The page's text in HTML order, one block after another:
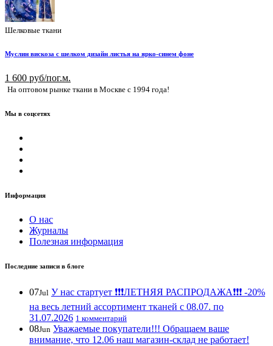
Шелковые ткани
Муслин вискоза с шелком дизайн листья на ярко-синем фоне
1 600 руб/пог.м.
На оптовом рынке ткани в Москве с 1994 года!
Мы в соцсетях
Информация
О нас
Журналы
Полезная информация
Последние записи в блоге
07Jul У нас стартует ❗️❗️❗️ЛЕТНЯЯ РАСПРОДАЖА❗️❗️❗️ -20%
на весь летний ассортимент тканей с 08.07. по
31.07.2026 1 комментарий
08Jun Уважаемые покупатели!!! Обращаем ваше
внимание, что 12.06 наш магазин-склад не работает!